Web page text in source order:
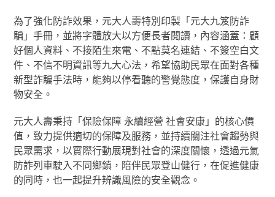
為了強化防詐效果，元大人壽特別印製「元大九笈防詐
騙」手冊，並將字體放大以方便長者閱讀，內容涵蓋：顧
好個人資料、不接陌生來電、不點莫名連結、不簽空白文
件、不信不明資訊等九大心法，希望協助民眾在面對各種
新型詐騙手法時，能夠以停看聽的警覺態度，保護自身財
物安全。
元大人壽秉持「保險保障 永續經營 社會安康」的核心價
值，致力提供適切的保障及服務，並持續關注社會趨勢與
民眾需求，以實際行動展現對社會的深度關懷，透過元氣
防詐列車駛入不同鄉鎮，陪伴民眾登山健行，在促進健康
的同時，也一起提升辨識風險的安全觀念。